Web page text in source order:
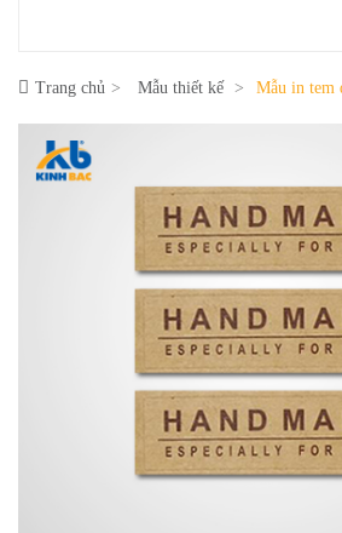
Trang chủ Mẫu thiết kế Mẫu in tem